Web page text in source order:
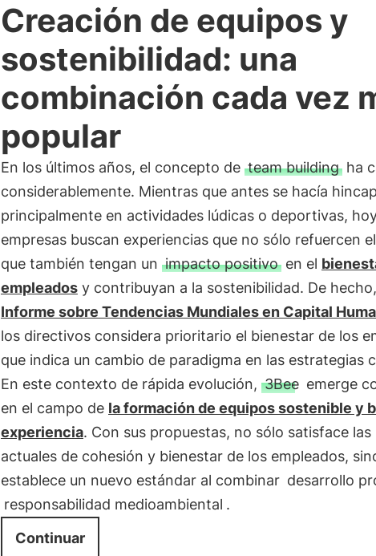
Creación de equipos y
sostenibilidad: una
combinación cada vez
popular
En los últimos años, el concepto de team buildingha
considerablemente. Mientras que antes se hacía
principalmente en actividades lúdicas o deportivas,
empresas buscan experiencias que no sólo refuercen
que también tengan un impacto positivoen el
empleadosy contribuyan a la sostenibilidad. De
Informe sobre Tendencias Mundiales en Capital
los directivos considera prioritario el bienestar de los
que indica un cambio de paradigma en las estrategias
En este contexto de rápida evolución, 3Bee emerge
en el campo de la formación de equipos sostenible y
experiencia. Con sus propuestas, no sólo satisface las
actuales de cohesión y bienestar de los empleados,
establece un nuevo estándar al combinar desarrollo
responsabilidad medioambiental .
Continuar